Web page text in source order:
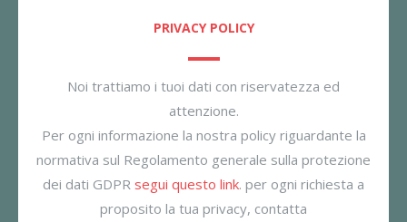
PRIVACY POLICY
Noi trattiamo i tuoi dati con riservatezza ed
attenzione.
Per ogni informazione la nostra policy riguardante la
normativa sul Regolamento generale sulla protezione
dei dati GDPR segui questo link. per ogni richiesta a
proposito la tua privacy, contatta